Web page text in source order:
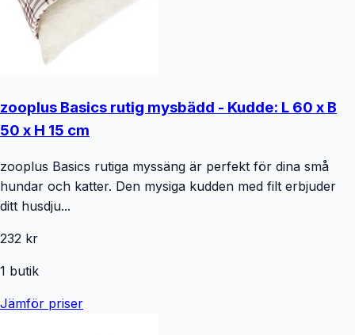
zooplus Basics rutig mysbädd - Kudde: L 60 x B
50 x H 15 cm
zooplus Basics rutiga myssäng är perfekt för dina små
hundar och katter. Den mysiga kudden med filt erbjuder
ditt husdju...
232 kr
1 butik
Jämför priser